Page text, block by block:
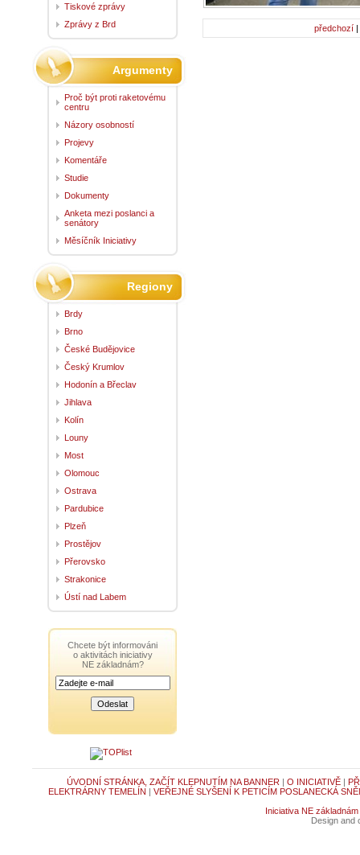
předchozí |
Tiskové zprávy
Zprávy z Brd
Argumenty
Proč být proti raketovému
centru
Názory osobností
Projevy
Komentáře
Studie
Dokumenty
Anketa mezi poslanci a
senátory
Měsíčník Iniciativy
Regiony
Brdy
Brno
České Budějovice
Český Krumlov
Hodonín a Břeclav
Jihlava
Kolín
Louny
Most
Olomouc
Ostrava
Pardubice
Plzeň
Prostějov
Přerovsko
Strakonice
Ústí nad Labem
Chcete být informováni
o aktivitách iniciativy
NE základnám?
ÚVODNÍ STRÁNKA, ZAČÍT KLEPNUTÍM NA BANNER | O INICIATIVĚ|
ELEKTRÁRNY TEMELÍN | VEŘEJNÉ SLYŠENÍ K PETICÍM POSLANECKÁ
Iniciativa NE základnám
Design and